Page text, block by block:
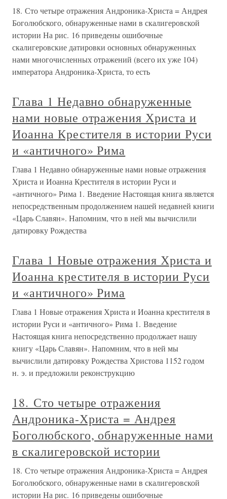
18. Сто четыре отражения Андроника-Христа = Андрея
Боголюбского, обнаруженные нами в скалигеровской
истории На рис. 16 приведены ошибочные
скалигеровские датировки основных обнаруженных
нами многочисленных отражений (всего их уже 104)
императора Андроника-Христа, то есть
Глава 1 Недавно обнаруженные
нами новые отражения Христа и
Иоанна Крестителя в истории Руси
и «античного» Рима
Глава 1 Недавно обнаруженные нами новые отражения
Христа и Иоанна Крестителя в истории Руси и
«античного» Рима 1. Введение Настоящая книга является
непосредственным продолжением нашей недавней книги
«Царь Славян». Напомним, что в ней мы вычислили
датировку Рождества
Глава 1 Новые отражения Христа и
Иоанна крестителя в истории Руси
и «античного» Рима
Глава 1 Новые отражения Христа и Иоанна крестителя в
истории Руси и «античного» Рима 1. Введение
Настоящая книга непосредственно продолжает нашу
книгу «Царь Славян». Напомним, что в ней мы
вычислили датировку Рождества Христова 1152 годом
н. э. и предложили реконструкцию
18. Сто четыре отражения
Андроника-Христа = Андрея
Боголюбского, обнаруженные нами
в скалигеровской истории
18. Сто четыре отражения Андроника-Христа = Андрея
Боголюбского, обнаруженные нами в скалигеровской
истории На рис. 16 приведены ошибочные